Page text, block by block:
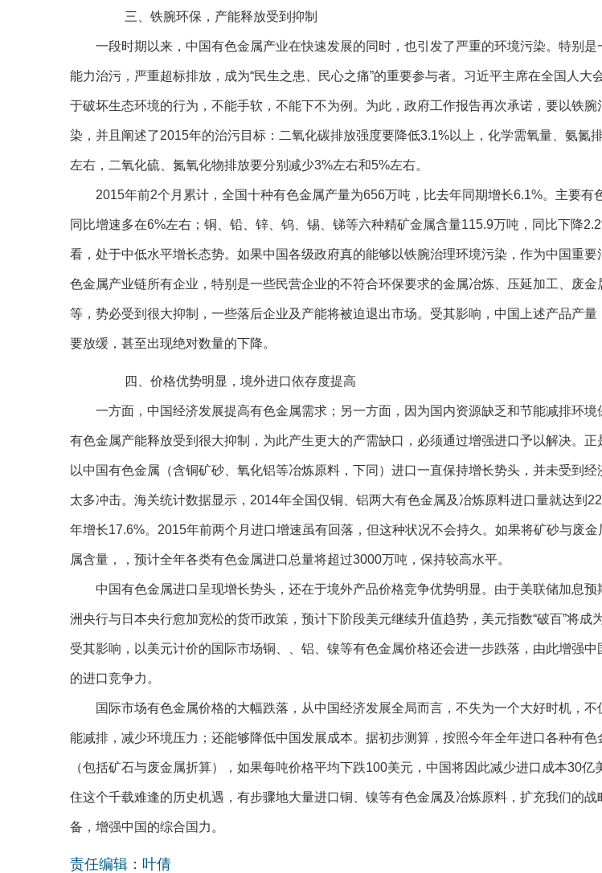
三、铁腕环保，产能释放受到抑制
一段时期以来，中国有色金属产业在快速发展的同时，也引发了严重的环境污染。特别是
能力治污，严重超标排放，成为“民生之患、民心之痛”的重要参与者。习近平主席在全国人大
于破坏生态环境的行为，不能手软，不能下不为例。为此，政府工作报告再次承诺，要以铁腕
染，并且阐述了2015年的治污目标：二氧化碳排放强度要降低3.1%以上，化学需氧量、氨氮
左右，二氧化硫、氮氧化物排放要分别减少3%左右和5%左右。
2015年前2个月累计，全国十种有色金属产量为656万吨，比去年同期增长6.1%。主要有
同比增速多在6%左右；铜、铅、锌、钨、锡、锑等六种精矿金属含量115.9万吨，同比下降
看，处于中低水平增长态势。如果中国各级政府真的能够以铁腕治理环境污染，作为中国重要
色金属产业链所有企业，特别是一些民营企业的不符合环保要求的金属冶炼、压延加工、废金
等，势必受到很大抑制，一些落后企业及产能将被迫退出市场。受其影响，中国上述产品产量
要放缓，甚至出现绝对数量的下降。
四、价格优势明显，境外进口依存度提高
一方面，中国经济发展提高有色金属需求；另一方面，因为国内资源缺乏和节能减排环境
有色金属产能释放受到很大抑制，为此产生更大的产需缺口，必须通过增强进口予以解决。正
以中国有色金属（含铜矿砂、氧化铝等冶炼原料，下同）进口一直保持增长势头，并未受到经
太多冲击。海关统计数据显示，2014年全国仅铜、铝两大有色金属及冶炼原料进口量就达到
年增长17.6%。2015年前两个月进口增速虽有回落，但这种状况不会持久。如果将矿砂与废金
属含量，，预计全年各类有色金属进口总量将超过3000万吨，保持较高水平。
中国有色金属进口呈现增长势头，还在于境外产品价格竞争优势明显。由于美联储加息预
洲央行与日本央行愈加宽松的货币政策，预计下阶段美元继续升值趋势，美元指数“破百”将成
受其影响，以美元计价的国际市场铜、、铝、镍等有色金属价格还会进一步跌落，由此增强中
的进口竞争力。
国际市场有色金属价格的大幅跌落，从中国经济发展全局而言，不失为一个大好时机，不
能减排，减少环境压力；还能够降低中国发展成本。据初步测算，按照今年全年进口各种有色
（包括矿石与废金属折算），如果每吨价格平均下跌100美元，中国将因此减少进口成本30亿
住这个千载难逢的历史机遇，有步骤地大量进口铜、镍等有色金属及冶炼原料，扩充我们的战
备，增强中国的综合国力。
责任编辑：叶倩